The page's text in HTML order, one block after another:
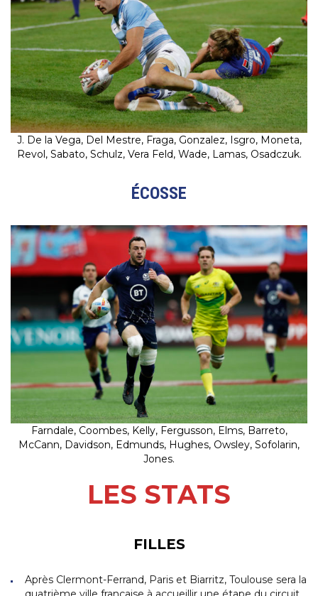
J. De la Vega, Del Mestre, Fraga, Gonzalez, Isgro, Moneta,
Revol, Sabato, Schulz, Vera Feld, Wade, Lamas, Osadczuk.
ÉCOSSE
Farndale, Coombes, Kelly, Fergusson, Elms, Barreto,
McCann, Davidson, Edmunds, Hughes, Owsley, Sofolarin,
Jones.
LES STATS
FILLES
Après Clermont-Ferrand, Paris et Biarritz, Toulouse sera la